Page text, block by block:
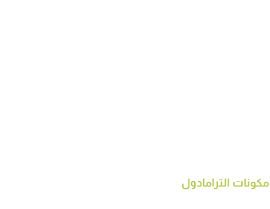
مكونات الترامادول